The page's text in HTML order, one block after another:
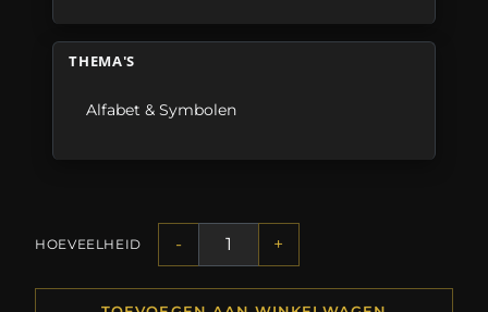
THEMA'S
Alfabet & Symbolen
HOEVEELHEID - +